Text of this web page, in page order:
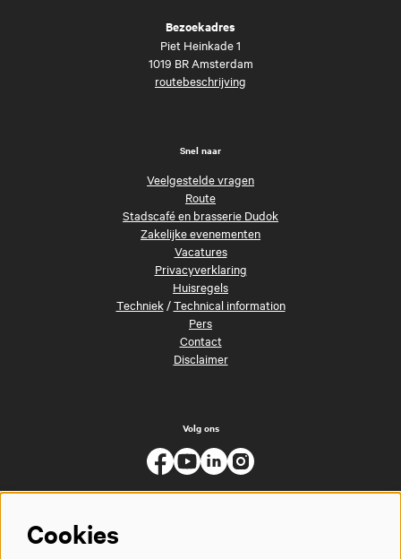
Bezoekadres
Piet Heinkade 1
1019 BR Amsterdam
routebeschrijving
Snel naar
Veelgestelde vragen
Route
Stadscafé en brasserie Dudok
Zakelijke evenementen
Vacatures
Privacyverklaring
Huisregels
Techniek/Technical information
Pers
Contact
Disclaimer
Volg ons
Cookies